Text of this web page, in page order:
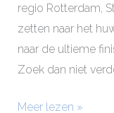
regio Rotterdam,
zetten naar het
naar de ultieme
Zoek dan niet
Meer lezen »